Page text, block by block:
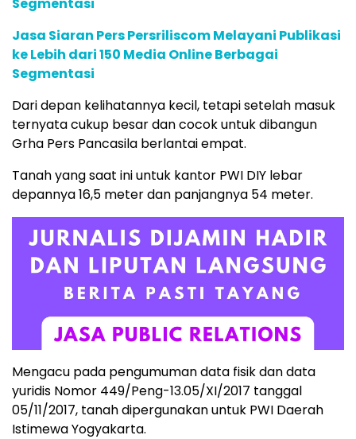
Jasa Siaran Pers Persriliscom Melayani Publikasi
ke Lebih dari 150 Media Online Berbagai
Segmentasi
Dari depan kelihatannya kecil, tetapi setelah masuk
ternyata cukup besar dan cocok untuk dibangun
Grha Pers Pancasila berlantai empat.
Tanah yang saat ini untuk kantor PWI DIY lebar
depannya 16,5 meter dan panjangnya 54 meter.
Mengacu pada pengumuman data fisik dan data
yuridis Nomor 449/Peng-13.05/XI/2017 tanggal
05/11/2017, tanah dipergunakan untuk PWI Daerah
Istimewa Yogyakarta.